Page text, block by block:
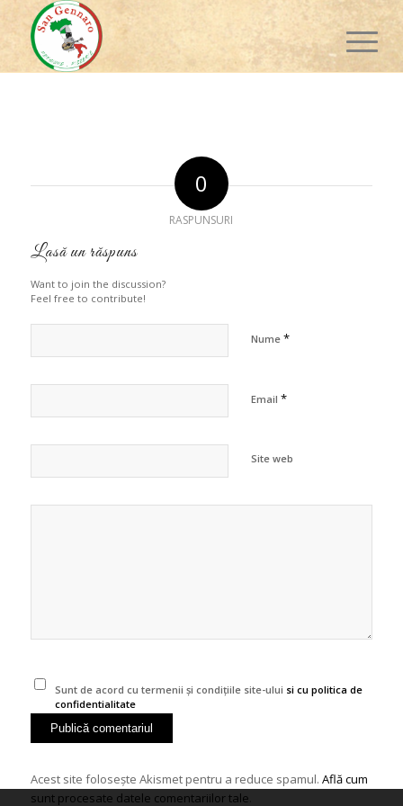
0
RASPUNSURI
Lasă un răspuns
Want to join the discussion?
Feel free to contribute!
Nume *
Email *
Site web
Sunt de acord cu termenii și condițiile site-ului si cu politica de
confidentialitate
Acest site folosește Akismet pentru a reduce spamul. Află cum
sunt procesate datele comentariilor tale